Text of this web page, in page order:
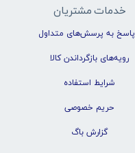
خدمات مشتریان
پاسخ به پرسش‌های متداول
رویه‌های بازگرداندن کالا
شرایط استفاده
حریم خصوصی
گزارش باگ